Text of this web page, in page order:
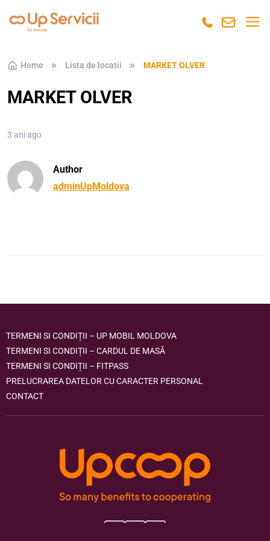
Skip to navigation
Skip to content
Home Lista de locatii MARKET OLVER
MARKET OLVER
3 ani ago
Author
adminUpMoldova
TERMENI SI CONDIȚII – UP MOBIL MOLDOVA
TERMENI SI CONDIȚII – CARDUL DE MASĂ
TERMENI SI CONDIȚII – FITPASS
PRELUCRAREA DATELOR CU CARACTER PERSONAL
CONTACT